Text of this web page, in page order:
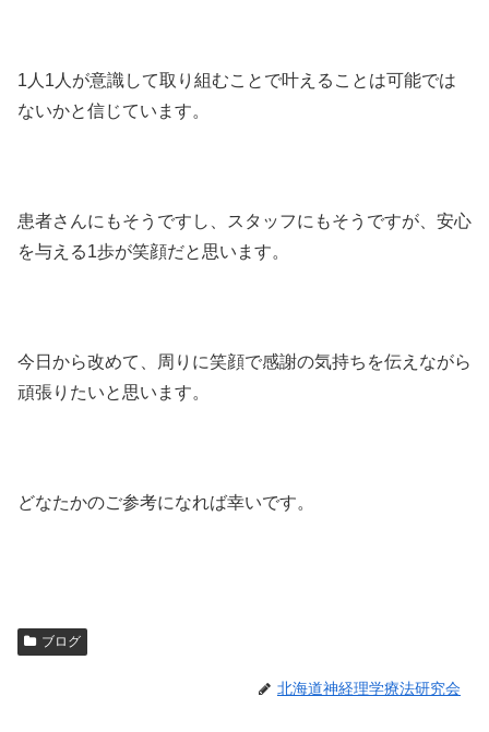
1人1人が意識して取り組むことで叶えることは可能では
ないかと信じています。
患者さんにもそうですし、スタッフにもそうですが、安心
を与える1歩が笑顔だと思います。
今日から改めて、周りに笑顔で感謝の気持ちを伝えながら
頑張りたいと思います。
どなたかのご参考になれば幸いです。
ブログ
北海道神経理学療法研究会